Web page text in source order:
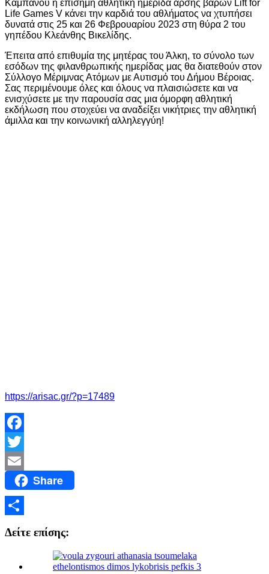
Καμπανού η επίσημη αθλητική ημερίδα άρσης βαρών Lift for
Life Games V κάνει την καρδιά του αθλήματος να χτυπήσει
δυνατά στις 25 και 26 Φεβρουαρίου 2023 στη θύρα 2 του
γηπέδου Κλεάνθης Βικελίδης.
Έπειτα από επιθυμία της μητέρας του Άλκη, το σύνολο των
εσόδων της φιλανθρωπικής ημερίδας μας θα διατεθούν στον
Σύλλογο Μέριμνας Ατόμων με Αυτισμό του Δήμου Βέροιας.
Σας περιμένουμε όλες και όλους να πλαισιώσετε και να
ενισχύσετε με την παρουσία σας μια όμορφη αθλητική
εκδήλωση που στοχεύει να αναδείξει νικήτριες την αθλητική
άμιλλα και την κοινωνική αλληλεγγύη!
https://arisac.gr/?p=17489
Facebook
Twitter
Email Share
Δείτε επίσης: